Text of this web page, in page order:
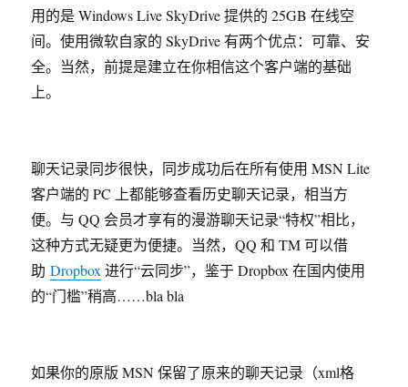
用的是 Windows Live SkyDrive 提供的 25GB 在线空
间。使用微软自家的 SkyDrive 有两个优点：可靠、安
全。当然，前提是建立在你相信这个客户端的基础
上。
聊天记录同步很快，同步成功后在所有使用 MSN Lite
客户端的 PC 上都能够查看历史聊天记录，相当方
便。与 QQ 会员才享有的漫游聊天记录“特权”相比，
这种方式无疑更为便捷。当然，QQ 和 TM 可以借
助Dropbox 进行“云同步”，鉴于 Dropbox 在国内使用
的“门槛”稍高……bla bla
如果你的原版 MSN 保留了原来的聊天记录（xml格